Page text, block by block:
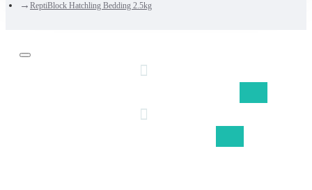
ReptiBlock Hatchling Bedding 2.5kg